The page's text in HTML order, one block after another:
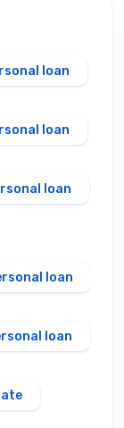
loan
loan
loan
loan
loan